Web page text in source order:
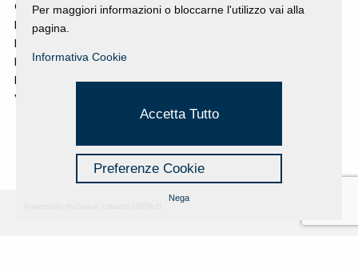
GALLERY
MOSTRE E EVENTI
NEWS
PROGETTI SOSTENUTI
RASSEGNA STAMPA
VIDEO
Per maggiori informazioni o bloccarne l'utilizzo vai alla
pagina.
Informativa Cookie
Accetta Tutto
Preferenze Cookie
Nega